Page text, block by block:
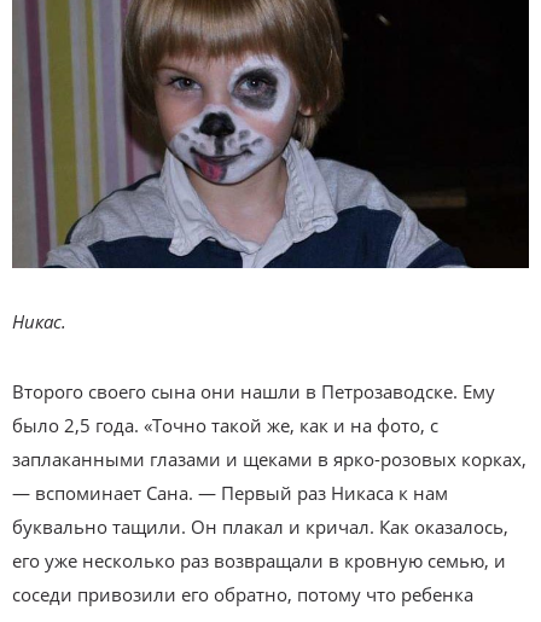
Никас.
Второго своего сына они нашли в Петрозаводске. Ему
было 2,5 года. «Точно такой же, как и на фото, с
заплаканными глазами и щеками в ярко-розовых корках,
— вспоминает Сана. — Первый раз Никаса к нам
буквально тащили. Он плакал и кричал. Как оказалось,
его уже несколько раз возвращали в кровную семью, и
соседи привозили его обратно, потому что ребенка